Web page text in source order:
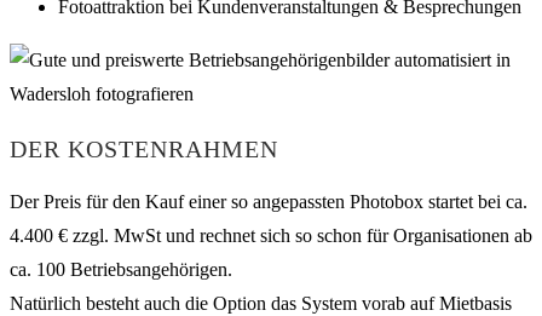
Fotoattraktion bei Kundenveranstaltungen & Besprechungen
DER KOSTENRAHMEN
Der Preis für den Kauf einer so angepassten Photobox startet bei ca.
4.400 € zzgl. MwSt und rechnet sich so schon für Organisationen ab
ca. 100 Betriebsangehörigen.
Natürlich besteht auch die Option das System vorab auf Mietbasis